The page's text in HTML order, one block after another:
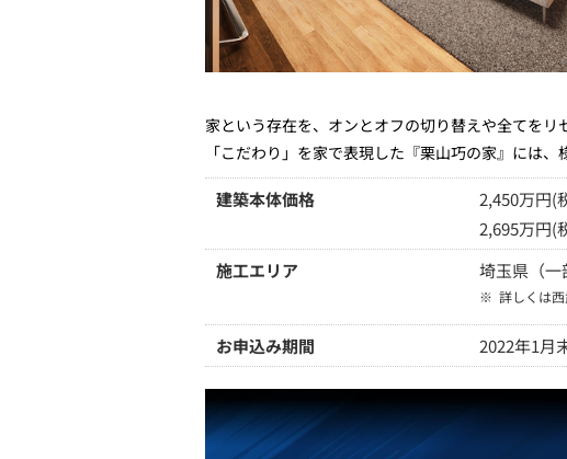
家という存在を、オンとオフの切り替えや全てを
「こだわり」を家で表現した『栗山巧の家』には
建築本体価格
2,450万円(
2,695万円(
施工エリア
埼玉県（一
※ 詳しくは
お申込み期間 2022年1月